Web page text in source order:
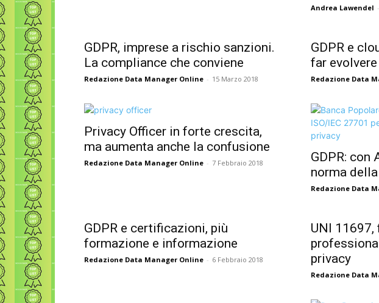
Andrea Lawendel -
GDPR, imprese a rischio sanzioni.
La compliance che conviene
Redazione Data Manager Online - 15 Marzo 2018
GDPR e
far
Redazione Data
Privacy Officer in forte crescita,
ma aumenta anche la confusione
Redazione Data Manager Online - 7 Febbraio 2018
GDPR: con
norma
Redazione Data
GDPR e certificazioni, più
formazione e informazione
Redazione Data Manager Online - 6 Febbraio 2018
UNI
privacy
Redazione Data